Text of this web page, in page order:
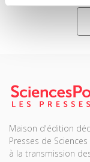
Maison d'édition
Presses de
à la transmission